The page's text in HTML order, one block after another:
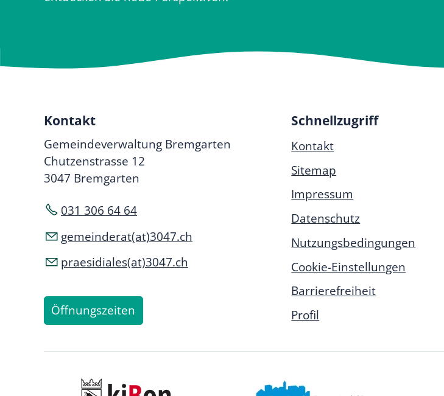
Kontakt
Gemeindeverwaltung Bremgarten
Chutzenstrasse 12
3047 Bremgarten
031 306 64 64
gemeinderat(at)3047.ch
praesidiales(at)3047.ch
Öffnungszeiten
Schnellzugriff
Kontakt
Sitemap
Impressum
Datenschutz
Nutzungsbedingungen
Cookie-Einstellungen
Barrierefreiheit
Profil